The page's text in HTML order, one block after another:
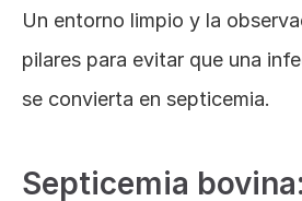
Un entorno limpio y la
pilares para evitar que una
se convierta en septicemia.
Septicemia